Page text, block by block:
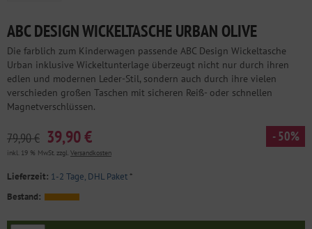
ABC DESIGN WICKELTASCHE URBAN OLIVE
Die farblich zum Kinderwagen passende ABC Design Wickeltasche
Urban inklusive Wickeltunterlage überzeugt nicht nur durch ihren
edlen und modernen Leder-Stil, sondern auch durch ihre vielen
verschieden großen Taschen mit sicheren Reiß- oder schnellen
Magnetverschlüssen.
79,90 € 39,90 € - 50%
inkl. 19 % MwSt. zzgl. Versandkosten
Lieferzeit: 1-2 Tage, DHL Paket*
Bestand: